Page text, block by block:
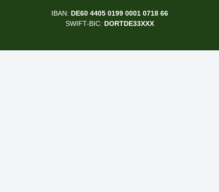
IBAN: DE60 4405 0199 0001 0718 66
SWIFT-BIC: DORTDE33XXX